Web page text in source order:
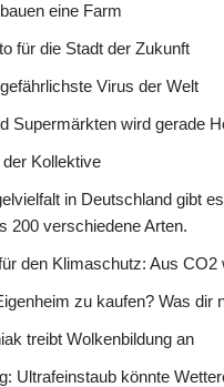
eine Farm
für die Stadt der Zukunft
Virus der Welt
Supermärkten wird gerade
Kollektive
in Deutschland gibt
200 verschiedene Arten.
den Klimaschutz: Aus CO2
zu kaufen? Was dir
treibt Wolkenbildung an
Ultrafeinstaub könnte